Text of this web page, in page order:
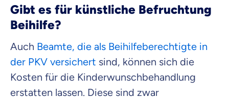
Gibt es für künstliche Befruchtung
Beihilfe?
Auch Beamte, die als Beihilfeberechtigte in
der PKV versichert sind, können sich die
Kosten für die Kinderwunschbehandlung
erstatten lassen. Diese sind zwar